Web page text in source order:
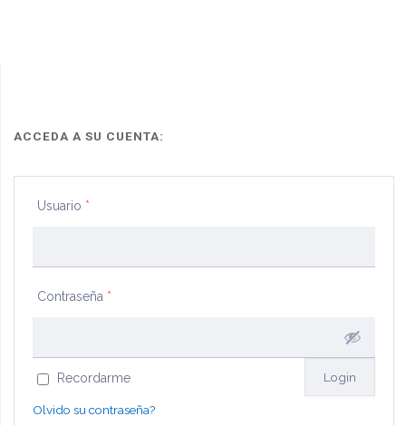
de
alimentarios"
ACCEDA A SU CUENTA:
Usuario *
Contraseña *
Recordarme
Olvido su contraseña?